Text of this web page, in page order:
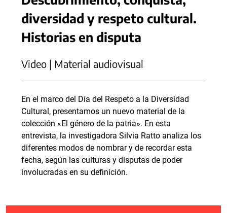
diversidad y respeto cultural.
Historias en disputa
Video | Material audiovisual
En el marco del Día del Respeto a la Diversidad
Cultural, presentamos un nuevo material de la
colección «El género de la patria». En esta
entrevista, la investigadora Silvia Ratto analiza los
diferentes modos de nombrar y de recordar esta
fecha, según las culturas y disputas de poder
involucradas en su definición.